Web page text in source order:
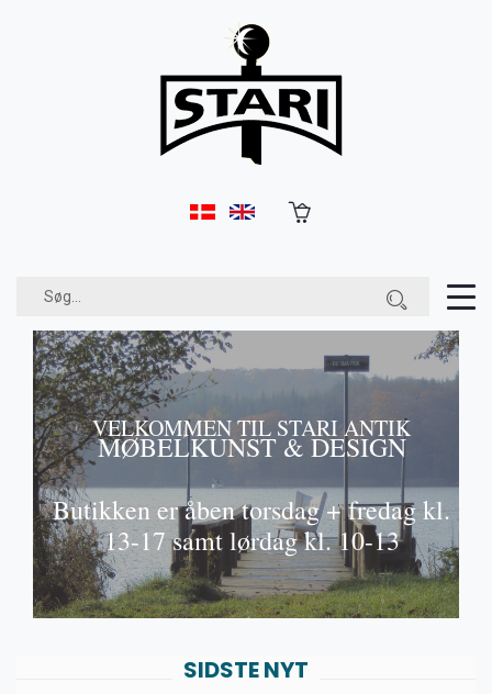
VELKOMMEN TIL STARI ANTIK
MØBELKUNST & DESIGN
Butikken er åben torsdag + fredag kl.
13-17 samt lørdag kl. 10-13
Vi besvarer mails og telefon samt sender varer alle
hverdage
SIDSTE NYT